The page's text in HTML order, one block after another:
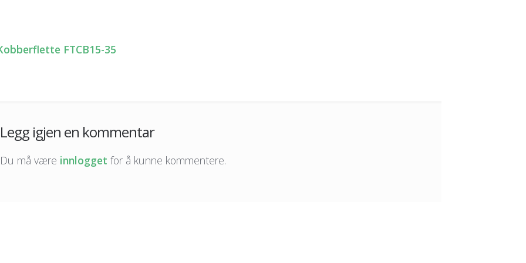
FTCB15-35
Legg igjen en kommentar
Du må være innlogget for å kunne kommentere.